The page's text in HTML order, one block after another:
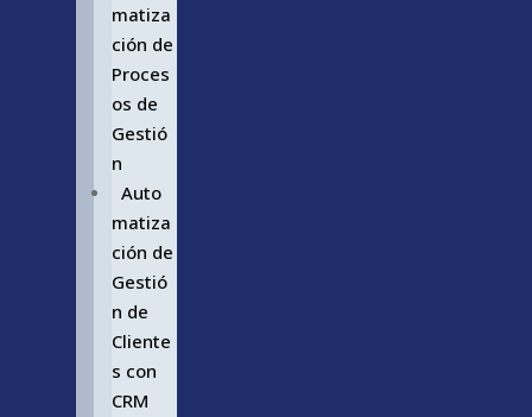
matiza
ción de
Proces
os de
Gestió
n
Auto
matiza
ción de
Gestió
n de
Cliente
s con
CRM